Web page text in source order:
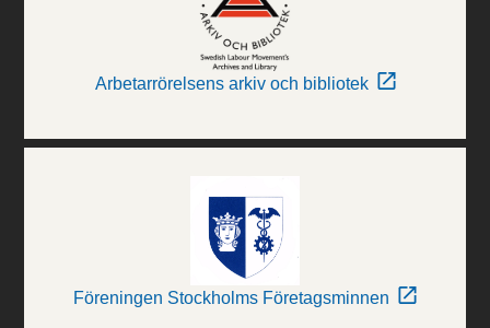
Arbetarrörelsens arkiv och bibliotek
Föreningen Stockholms Företagsminnen